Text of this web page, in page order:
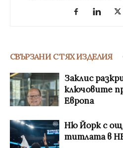
СВЪРЗАНИ С ТЯХ ИЗДЕЛИЯ
Заклис
ключовите
Европа
Ню Йорк с
титлата в